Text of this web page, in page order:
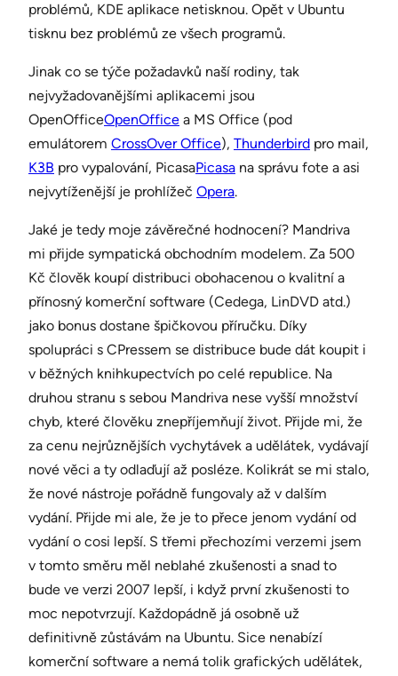
problémů, KDE aplikace netisknou. Opět v Ubuntu
tisknu bez problémů ze všech programů.
Jinak co se týče požadavků naší rodiny, tak
nejvyžadovanějšími aplikacemi jsou
OpenOfficeOpenOffice a MS Office (pod
emulátorem CrossOver Office), Thunderbird pro mail,
K3B pro vypalování, PicasaPicasa na správu fote a asi
nejvytíženější je prohlížeč Opera.
Jaké je tedy moje závěrečné hodnocení? Mandriva
mi přijde sympatická obchodním modelem. Za 500
Kč člověk koupí distribuci obohacenou o kvalitní a
přínosný komerční software (Cedega, LinDVD atd.)
jako bonus dostane špičkovou příručku. Díky
spolupráci s CPressem se distribuce bude dát koupit i
v běžných knihkupectvích po celé republice. Na
druhou stranu s sebou Mandriva nese vyšší množství
chyb, které člověku znepříjemňují život. Přijde mi, že
za cenu nejrůznějších vychytávek a udělátek, vydávají
nové věci a ty odlaďují až posléze. Kolikrát se mi stalo,
že nové nástroje pořádně fungovaly až v dalším
vydání. Přijde mi ale, že je to přece jenom vydání od
vydání o cosi lepší. S třemi přechozími verzemi jsem
v tomto směru měl neblahé zkušenosti a snad to
bude ve verzi 2007 lepší, i když první zkušenosti to
moc nepotvrzují. Každopádně já osobně už
definitivně zůstávám na Ubuntu. Sice nenabízí
komerční software a nemá tolik grafických udělátek,